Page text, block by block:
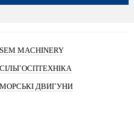
SEM MACHINERY
СІЛЬГОСПТЕХНІКА
МОРСЬКІ ДВИГУНИ